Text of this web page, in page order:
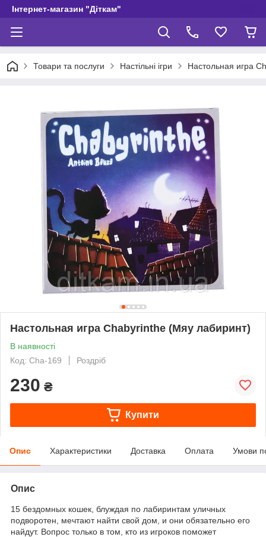
Інтернет-магазин "Діткам"
Товари та послуги Настільні ігри Настольная игра
Настольная игра Chabyrinthe (Мяу лабиринт)
В наявності
Код: Cha-169
Роздріб
230 ₴
Купити
Опис Характеристики Доставка Оплата Умови
Опис
15 бездомных кошек, блуждая по лабиринтам уличных
подворотен, мечтают найти свой дом, и они обязательно его
найдут. Вопрос только в том, кто из игроков поможет